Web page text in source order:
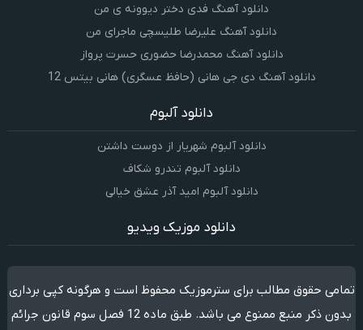
دانلود آهنگ فدی دختر دیوونه ی من
دانلود آهنگ علیرضا طلیسچی ماجرای من
دانلود آهنگ محمدرضا حضورى حسرت پرواز
دانلود آهنگ دی جی هانی (حافظ عسگری) هانی بیتس 12
دانلود آلبوم
دانلود آلبوم شهریار از دوست داشتن
دانلود آلبوم تندرو شکاف
دانلود آلبوم امید آذر عشق خیالی
دانلود موزیک ویدیو
تمامی حقوق مطالب برای سترموزیک محفوظ است و هرگونه کپی برداری
بدون ذکر منبع ممنوع می باشد. طبق ماده 12 فصل سوم قانون جرائم